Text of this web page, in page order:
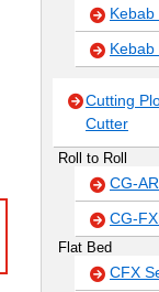
Kebab
Kebab
Cutting
Cutter
Roll to Roll
CG-
CG-
Flat Bed
CFX